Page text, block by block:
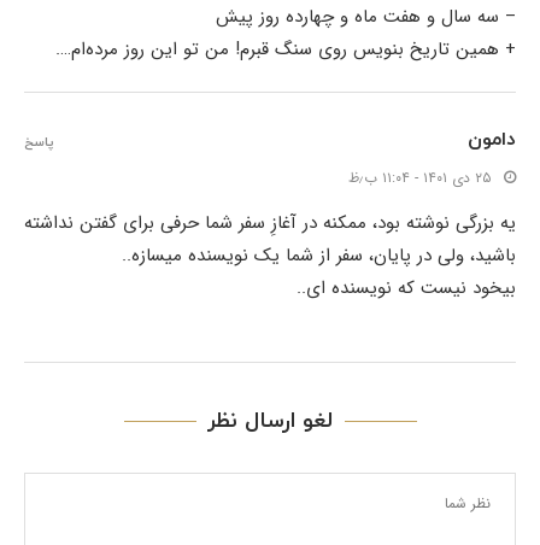
– سه سال و هفت ماه و چهارده روز پیش
+ همین تاریخ بنویس روی سنگ قبرم! من تو این روز مرده‌ام….
دامون
۲۵ دی ۱۴۰۱ - ۱۱:۰۴ ب٫ظ
یه بزرگی نوشته بود، ممکنه در آغازِ سفر شما حرفی برای گفتن نداشته
باشید، ولی در پایان، سفر از شما یک نویسنده میسازه.‌.
بیخود نیست که نویسنده ای..
پاسخ
لغو ارسال نظر